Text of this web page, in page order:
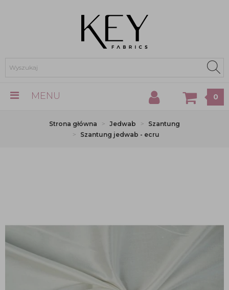
MENU 0
Strona główna Jedwab
Szantung
Szantung jedwab - ecru